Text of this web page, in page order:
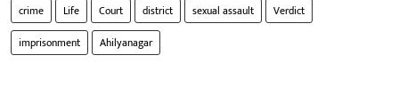
crime Life Court district sexual assault
Verdict
imprisonment
Ahilyanagar